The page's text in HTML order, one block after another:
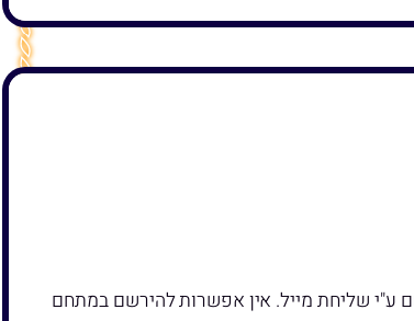
ע"י שליחת מייל. אין אפשרות להירשם במתחם